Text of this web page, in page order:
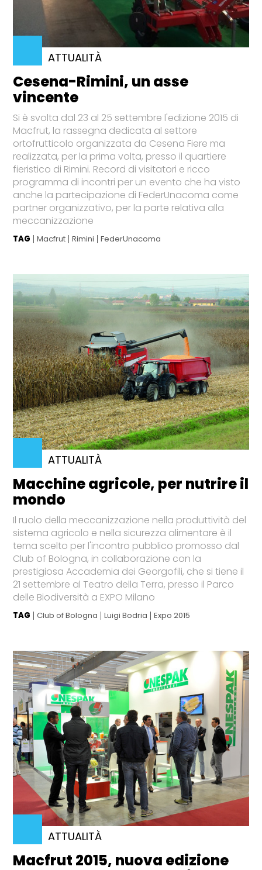
ATTUALITÀ
Cesena-Rimini, un asse
vincente
Si è svolta dal 23 al 25 settembre l'edizione 2015 di
Macfrut, la rassegna dedicata al settore
ortofrutticolo organizzata da Cesena Fiere ma
realizzata, per la prima volta, presso il quartiere
fieristico di Rimini. Record di visitatori e ricco
programma di incontri per un evento che ha visto
anche la partecipazione di FederUnacoma come
partner organizzativo, per la parte relativa alla
meccanizzazione
TAG Macfrut Rimini FederUnacoma
ATTUALITÀ
Macchine agricole, per nutrire il
mondo
Il ruolo della meccanizzazione nella produttività del
sistema agricolo e nella sicurezza alimentare è il
tema scelto per l'incontro pubblico promosso dal
Club of Bologna, in collaborazione con la
prestigiosa Accademia dei Georgofili, che si tiene il
21 settembre al Teatro della Terra, presso il Parco
delle Biodiversità a EXPO Milano
TAG Club of Bologna Luigi Bodria Expo 2015
ATTUALITÀ
Macfrut 2015, nuova edizione